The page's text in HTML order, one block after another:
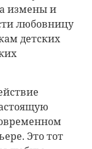
измены и
любовницу
детских
Это тот